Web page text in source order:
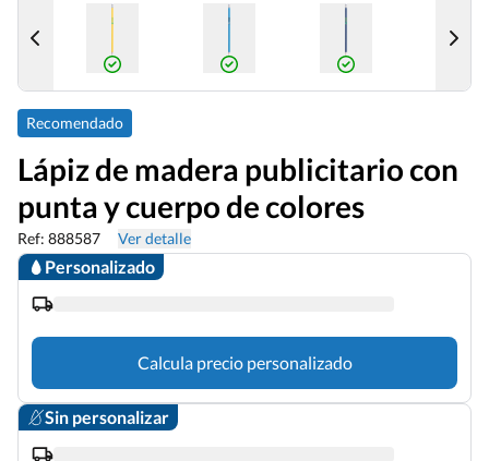
Recomendado
Lápiz de madera publicitario con
punta y cuerpo de colores
Ref: 888587 Ver detalle
Personalizado
Calcula precio personalizado
Sin personalizar